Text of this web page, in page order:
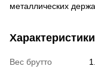
металлических
Характеристики
Вес брутто